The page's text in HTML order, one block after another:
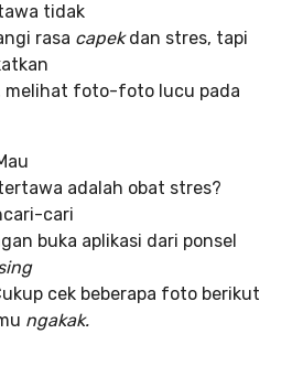
tidak
rasa capekdan stres, tapi
melihat foto-foto lucu pada
adalah obat stres?
cari
buka aplikasi dari ponsel
cek beberapa foto berikut
ngakak.